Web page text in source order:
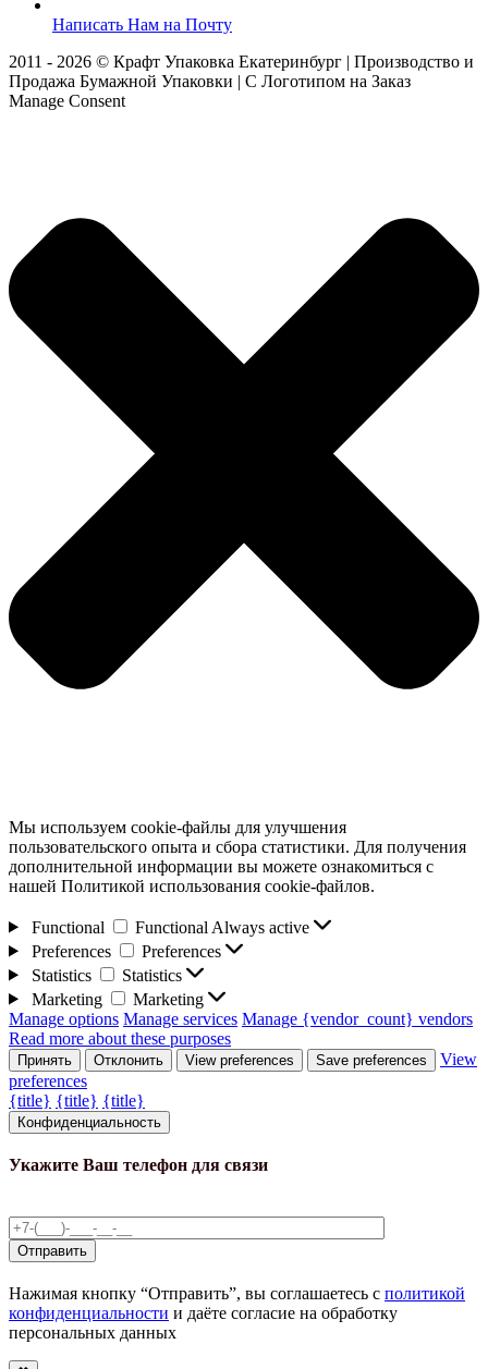
Написать Нам на Почту
2011 - 2026 © Крафт Упаковка Екатеринбург | Производство и
Продажа Бумажной Упаковки | С Логотипом на Заказ
Manage Consent
Мы используем cookie-файлы для улучшения
пользовательского опыта и сбора статистики. Для получения
дополнительной информации вы можете ознакомиться с
нашей Политикой использования cookie-файлов.
Functional Functional Always active
Preferences
Preferences
Statistics
Statistics
Marketing
Marketing
Manage options Manage services Manage {vendor_count} vendors
Read more about these purposes
Принять Отклонить View preferences Save preferences
View
preferences
{title} {title} {title}
Конфиденциальность
Укажите Ваш телефон для связи
Нажимая кнопку “Отправить”, вы соглашаетесь с политикой
конфиденциальности и даёте согласие на обработку
персональных данных